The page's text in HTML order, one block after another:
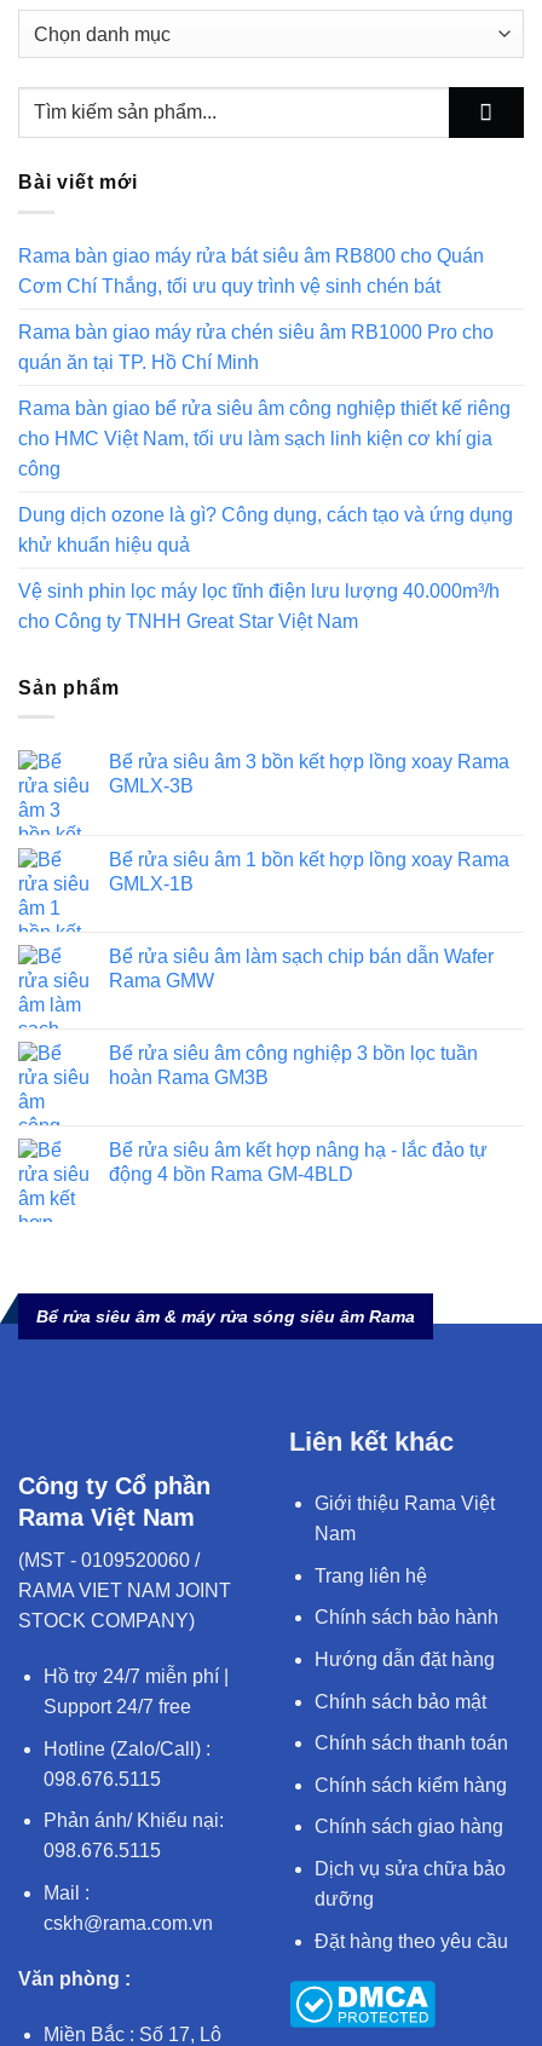
Bài viết mới
Rama bàn giao máy rửa bát siêu âm RB800 cho Quán
Cơm Chí Thắng, tối ưu quy trình vệ sinh chén bát
Rama bàn giao máy rửa chén siêu âm RB1000 Pro cho
quán ăn tại TP. Hồ Chí Minh
Rama bàn giao bể rửa siêu âm công nghiệp thiết kế riêng
cho HMC Việt Nam, tối ưu làm sạch linh kiện cơ khí gia
công
Dung dịch ozone là gì? Công dụng, cách tạo và ứng dụng
khử khuẩn hiệu quả
Vệ sinh phin lọc máy lọc tĩnh điện lưu lượng 40.000m³/h
cho Công ty TNHH Great Star Việt Nam
Sản phẩm
Bể rửa siêu âm 3 bồn kết hợp lồng xoay Rama
GMLX-3B
Bể rửa siêu âm 1 bồn kết hợp lồng xoay Rama
GMLX-1B
Bể rửa siêu âm làm sạch chip bán dẫn Wafer
Rama GMW
Bể rửa siêu âm công nghiệp 3 bồn lọc tuần
hoàn Rama GM3B
Bể rửa siêu âm kết hợp nâng hạ - lắc đảo tự
động 4 bồn Rama GM-4BLD
Bể rửa siêu âm & máy rửa sóng siêu âm Rama
Công ty Cổ phần
Rama Việt Nam
(MST - 0109520060 /
RAMA VIET NAM JOINT
STOCK COMPANY)
Hồ trợ 24/7 miễn phí |
Support 24/7 free
Hotline (Zalo/Call) :
098.676.5115
Phản ánh/ Khiếu nại:
098.676.5115
Mail :
cskh@rama.com.vn
Văn phòng :
Miền Bắc : Số 17, Lô
Liên kết khác
Giới thiệu Rama Việt
Nam
Trang liên hệ
Chính sách bảo hành
Hướng dẫn đặt hàng
Chính sách bảo mật
Chính sách thanh toán
Chính sách kiểm hàng
Chính sách giao hàng
Dịch vụ sửa chữa bảo
dưỡng
Đặt hàng theo yêu cầu